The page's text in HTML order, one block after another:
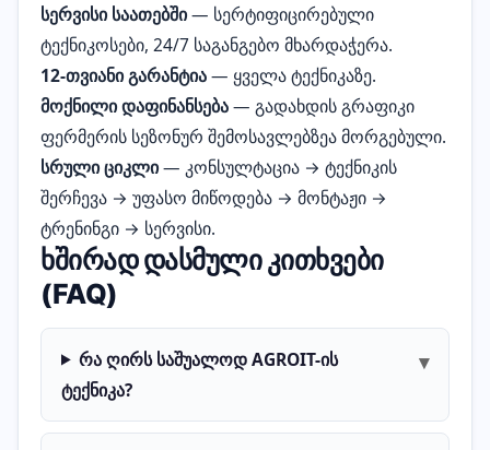
სერვისი საათებში— სერტიფიცირებული
ტექნიკოსები, 24/7 საგანგებო მხარდაჭერა.
12-თვიანი გარანტია— ყველა ტექნიკაზე.
მოქნილი დაფინანსება— გადახდის გრაფიკი
ფერმერის სეზონურ შემოსავლებზეა მორგებული.
სრული ციკლი— კონსულტაცია → ტექნიკის
შერჩევა → უფასო მიწოდება → მონტაჟი →
ტრენინგი → სერვისი.
ხშირად დასმული კითხვები
(FAQ)
რა ღირს საშუალოდ AGROIT-ის
ტექნიკა?
▾